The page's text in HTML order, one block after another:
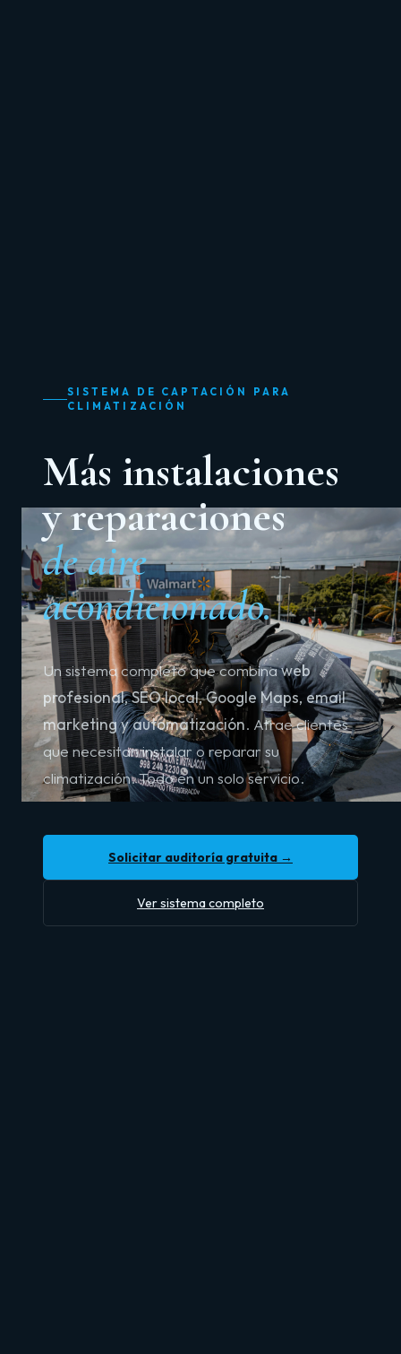
SISTEMA DE CAPTACIÓN PARA
CLIMATIZACIÓN
Más instalaciones
y reparaciones
de aire
acondicionado.
Un sistema completo que combinaweb
profesional, SEO local, Google Maps, email
marketing y automatización. Atrae clientes
que necesitan instalar o reparar su
climatización. Todo en un solo servicio.
Solicitar auditoría gratuita →
Ver sistema completo